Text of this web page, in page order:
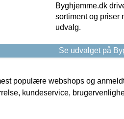
Byghjemme.dk
sortiment og priser
udvalg.
Se udvalget på
populære webshops og
kundeservice,